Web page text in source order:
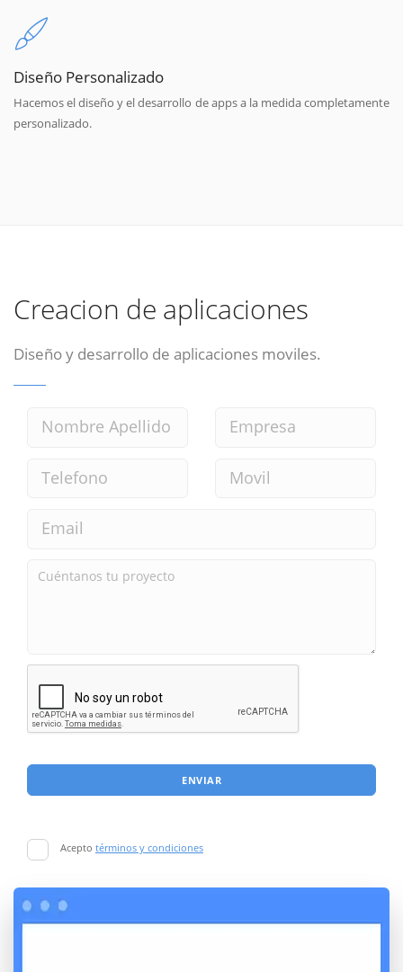
Diseño Personalizado
Hacemos el diseño y el desarrollo de apps a la medida completamente
personalizado.
Creacion de aplicaciones
Diseño y desarrollo de aplicaciones moviles.
ENVIAR
Acepto términos y condiciones